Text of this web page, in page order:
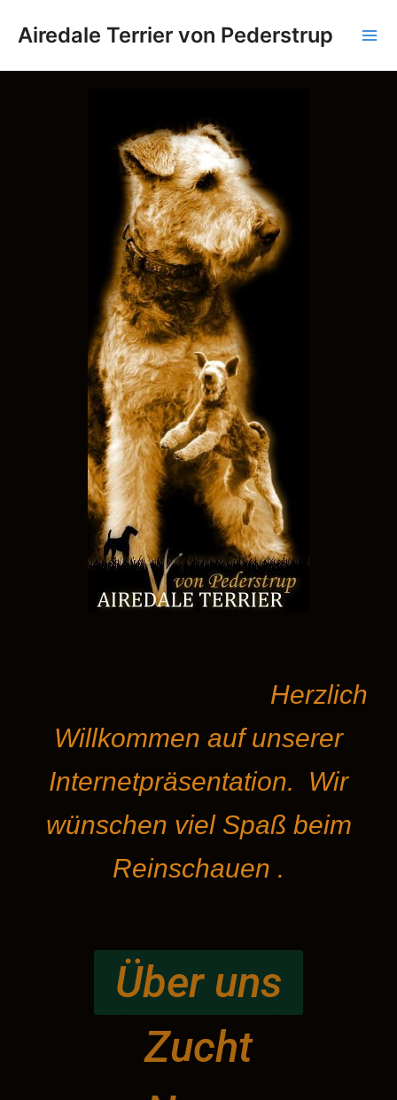
Airedale Terrier von Pederstrup
Herzlich
Willkommen auf unserer
Internetpräsentation. Wir
wünschen viel Spaß beim
Reinschauen .
Über uns
Zucht